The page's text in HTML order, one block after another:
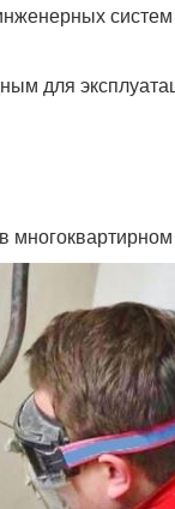
систем
для